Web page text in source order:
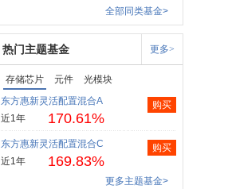
全部同类基金>
热门主题基金 更多>
存储芯片 元件
光模块
东方惠新灵活配置混合A
近1年
170.61%
购买
东方惠新灵活配置混合C
近1年
169.83%
购买
更多主题基金>